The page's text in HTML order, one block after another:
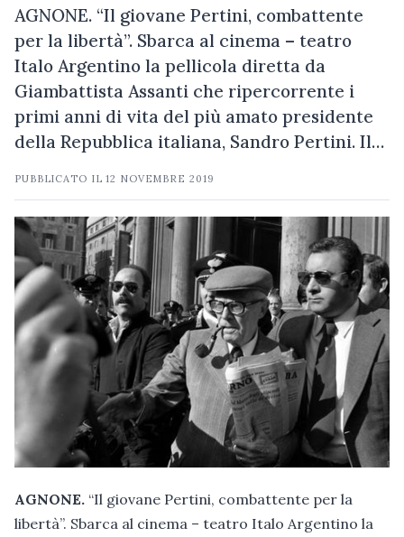
AGNONE. “Il giovane Pertini, combattente
per la libertà”. Sbarca al cinema – teatro
Italo Argentino la pellicola diretta da
Giambattista Assanti che ripercorrente i
primi anni di vita del più amato presidente
della Repubblica italiana, Sandro Pertini. Il…
PUBBLICATO IL12 NOVEMBRE 2019
AGNONE. “Il giovane Pertini, combattente per la
libertà”. Sbarca al cinema – teatro Italo Argentino la